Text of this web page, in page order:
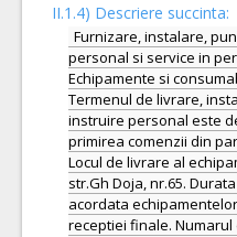
II.1.4) Descriere succinta:
Furnizare, instalare,
personal si service in
Echipamente si
Termenul de livrare,
instruire personal este
primirea comenzii din
Locul de livrare al
str.Gh Doja, nr.65.
acordata
receptiei finale.